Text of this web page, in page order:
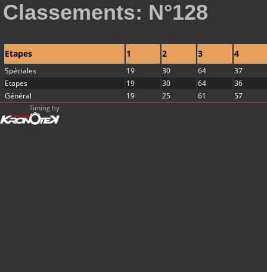
Classements: N°128
Etapes 1 2 3 4
Spéciales 19 30 64
37
Etapes
19 30 64
36
Général
19 25 61 57
Timing by